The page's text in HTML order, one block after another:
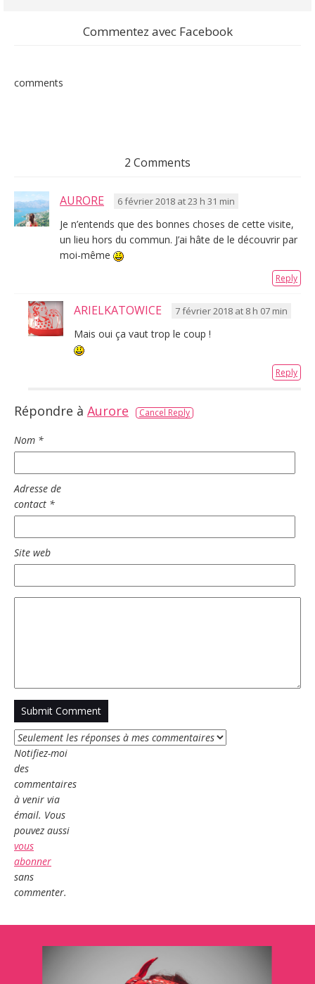
Commentez avec Facebook
comments
2 Comments
AURORE 6 février 2018 at 23 h 31 min
Je n’entends que des bonnes choses de cette visite,
un lieu hors du commun. J’ai hâte de le découvrir par
moi-même
Reply
ARIELKATOWICE 7 février 2018 at 8 h 07 min
Mais oui ça vaut trop le coup !
Reply
Répondre à Aurore Cancel Reply
Nom *
Adresse de
contact *
Site web
Notifiez-moi
des
commentaires
à venir via
émail. Vous
pouvez aussi
vous
abonner
sans
commenter.